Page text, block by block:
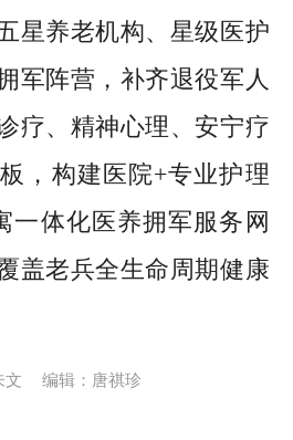
星养老机构、星级医护
军阵营，补齐退役军人
疗、精神心理、安宁疗
，构建医院+专业护理
一体化医养拥军服务网
盖老兵全生命周期健康
文
编辑：唐祺珍